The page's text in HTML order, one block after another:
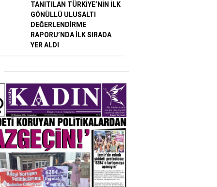
TANITILAN TÜRKİYE’NİN İLK
GÖNÜLLÜ ULUSALTI
DEĞERLENDİRME
RAPORU’NDA İLK SIRADA
YER ALDI